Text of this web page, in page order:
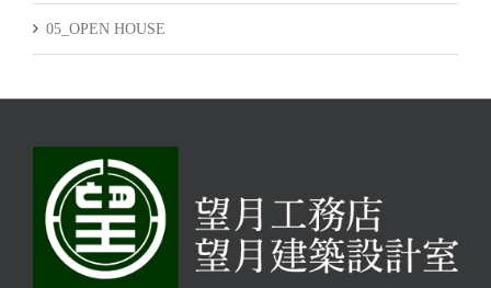
05_OPEN HOUSE